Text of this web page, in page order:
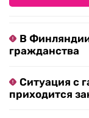
В
гражданства
Ситуация с
приходится